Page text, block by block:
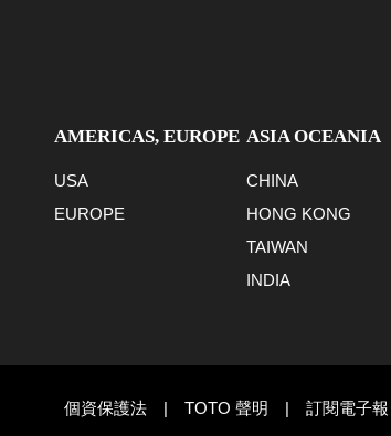
AMERICAS, EUROPE
USA
EUROPE
ASIA OCEANIA
CHINA
HONG KONG
TAIWAN
INDIA
個資保護法 | TOTO 聲明 | 訂閱電子報